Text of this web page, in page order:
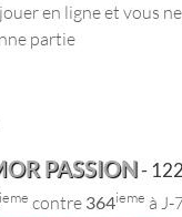
en ligne et vous
partie
PASSION-
ieme contre 364ieme à J-